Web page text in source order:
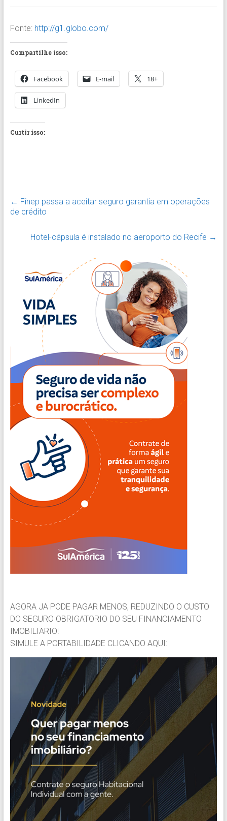
Fonte: http://g1.globo.com/
Compartilhe isso:
Facebook E-mail 18+
LinkedIn
Curtir isso:
← Finep passa a aceitar seguro garantia em operações
de crédito
Hotel-cápsula é instalado no aeroporto do Recife →
AGORA JA PODE PAGAR MENOS, REDUZINDO O CUSTO
DO SEGURO OBRIGATORIO DO SEU FINANCIAMENTO
IMOBILIARIO!
SIMULE A PORTABILIDADE CLICANDO AQUI: